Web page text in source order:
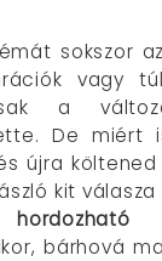
sokszor
vagy
a
De miért
újra
kit
bárhová